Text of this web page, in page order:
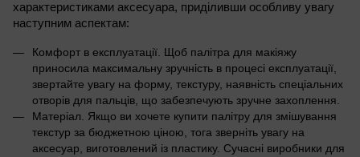
характеристиками аксесуара, приділивши особливу увагу
наступним аспектам:
Комфорт в експлуатації. Щоб палітра для макіяжу
приносила максимальну зручність в процесі експлуатації,
звертайте увагу на форму, текстуру, наявність спеціальних
отворів для пальців, що забезпечують зручне захоплення.
Матеріал. Якщо ви хочете купити палітру для змішування
текстур за бюджетною ціною, тога зверніть увагу на
аксесуар, виготовлений із пластику. Сучасні виробники для